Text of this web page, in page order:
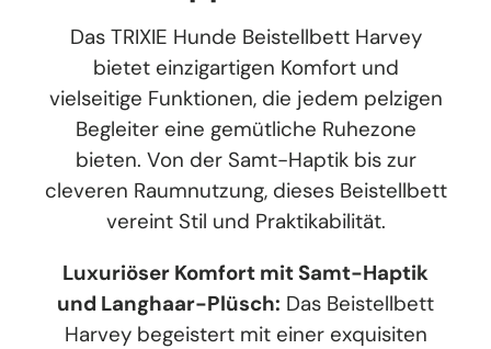
Das TRIXIE Hunde Beistellbett Harvey
bietet einzigartigen Komfort und
vielseitige Funktionen, die jedem pelzigen
Begleiter eine gemütliche Ruhezone
bieten. Von der Samt-Haptik bis zur
cleveren Raumnutzung, dieses Beistellbett
vereint Stil und Praktikabilität.
Luxuriöser Komfort mit Samt-Haptik
und Langhaar-Plüsch: Das Beistellbett
Harvey begeistert mit einer exquisiten